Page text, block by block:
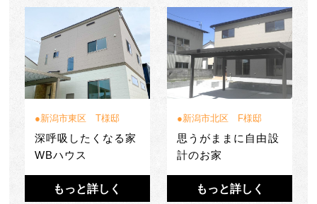
新潟市東区 T様邸
深呼吸したくなる家
WBハウス
もっと詳しく
新潟市北区 F様邸
思うがままに自由設
計のお家
もっと詳しく